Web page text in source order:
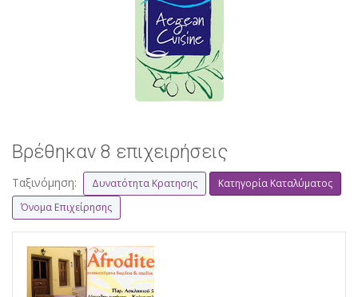
Βρέθηκαν 8 επιχειρήσεις
Ταξινόμηση: Δυνατότητα Κρατησης
Κατηγορία Καταλύματος
Όνομα Επιχείρησης